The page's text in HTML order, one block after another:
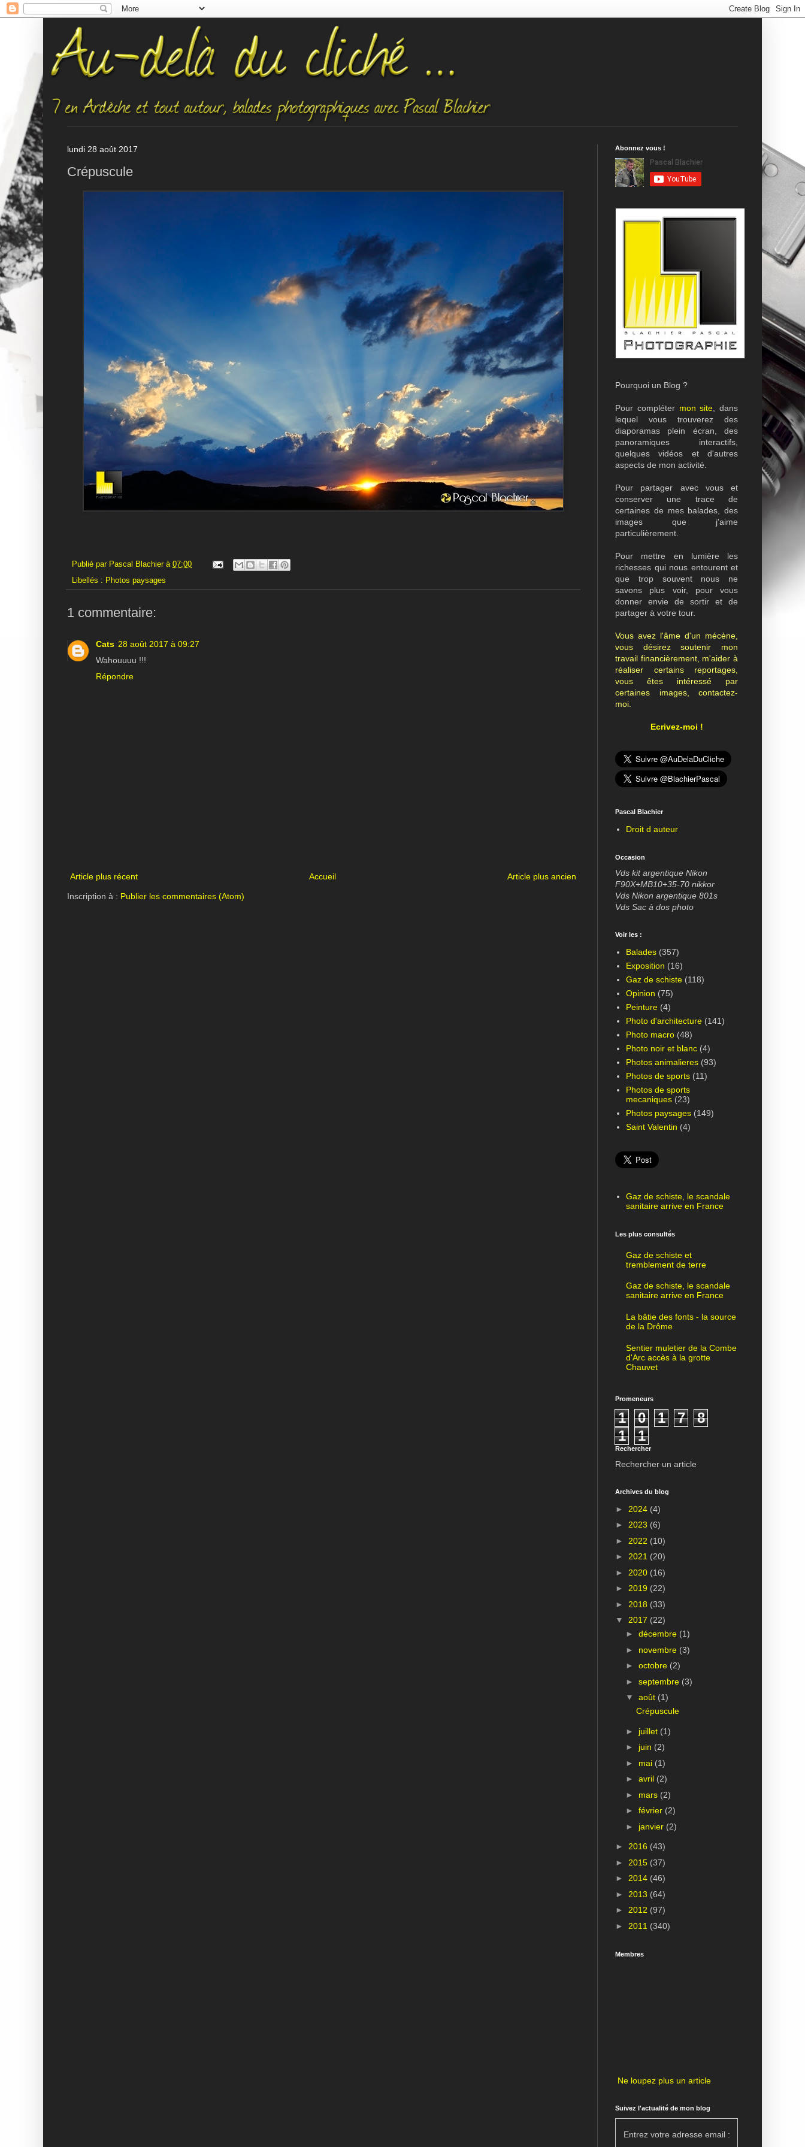
lundi 28 août 2017
Crépuscule
Publié par Pascal Blachier à 07:00
Libellés : Photos paysages
1 commentaire:
Cats 28 août 2017 à 09:27
Wahouuuu !!!
Répondre
Article plus récent Article plus ancien
Accueil
Inscription à : Publier les commentaires (Atom)
Abonnez vous !
Pourquoi un Blog ?
Pour compléter mon site , dans
lequel vous trouverez des
diaporamas plein écran, des
panoramiques interactifs,
quelques vidéos et d'autres
aspects de mon activité.
Pour partager avec vous et
conserver une trace de
certaines de mes balades, des
images que j'aime
particulièrement.
Pour mettre en lumière les
richesses qui nous entourent et
que trop souvent nous ne
savons plus voir, pour vous
donner envie de sortir et de
partager à votre tour.
Vous avez l'âme d'un mécène,
vous désirez soutenir mon
travail financièrement, m'aider à
réaliser certains reportages,
vous êtes intéressé par
certaines images, contactez-
moi.
Ecrivez-moi !
Pascal Blachier
Droit d auteur
Occasion
Vds kit argentique Nikon
F90X+MB10+35-70 nikkor
Vds Nikon argentique 801s
Vds Sac à dos photo
Voir les :
Balades (357)
Exposition (16)
Gaz de schiste (118)
Opinion (75)
Peinture (4)
Photo d'architecture (141)
Photo macro (48)
Photo noir et blanc (4)
Photos animalieres (93)
Photos de sports (11)
Photos de sports
mecaniques (23)
Photos paysages (149)
Saint Valentin (4)
Gaz de schiste, le scandale
sanitaire arrive en France
Les plus consultés
Gaz de schiste et
tremblement de terre
Gaz de schiste, le scandale
sanitaire arrive en France
La bâtie des fonts - la source
de la Drôme
Sentier muletier de la Combe
d'Arc accès à la grotte
Chauvet
Promeneurs
1 0 1 7
8
1
1
Rechercher
Rechercher un article
Archives du blog
► 2024 (4)
► 2023 (6)
► 2022 (10)
► 2021 (20)
► 2020 (16)
► 2019 (22)
► 2018 (33)
▼ 2017 (22)
► décembre (1)
► novembre (3)
► octobre (2)
► septembre (3)
▼ août (1)
Crépuscule
► juillet (1)
► juin (2)
► mai (1)
► avril (2)
► mars (2)
► février (2)
► janvier (2)
► 2016 (43)
► 2015 (37)
► 2014 (46)
► 2013 (64)
► 2012 (97)
► 2011 (340)
Membres
Ne loupez plus un article
Suivez l'actualité de mon blog
Entrez votre adresse email :